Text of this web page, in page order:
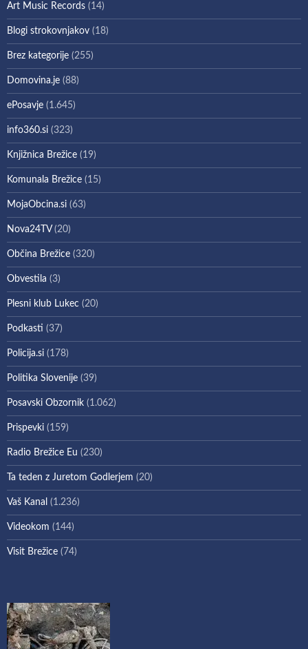
Art Music Records (14)
Blogi strokovnjakov (18)
Brez kategorije (255)
Domovina.je (88)
ePosavje (1.645)
info360.si (323)
Knjižnica Brežice (19)
Komunala Brežice (15)
MojaObcina.si (63)
Nova24TV(20)
Občina Brežice (320)
Obvestila (3)
Plesni klub Lukec (20)
Podkasti (37)
Policija.si (178)
Politika Slovenije (39)
Posavski Obzornik (1.062)
Prispevki (159)
Radio Brežice Eu (230)
Ta teden z Juretom Godlerjem (20)
Vaš Kanal (1.236)
Videokom (144)
Visit Brežice (74)